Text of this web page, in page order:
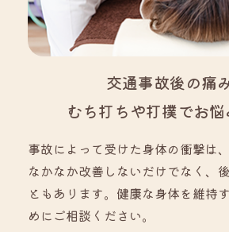
交通事故後の痛み
むち打ちや打撲でお
事故によって受けた身体の衝撃は
なかなか改善しないだけでなく、
ともあります。健康な身体を維持
めにご相談ください。